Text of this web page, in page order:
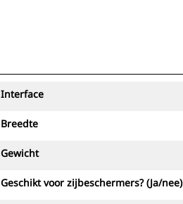
Interface
Breedte
Gewicht
Geschikt voor zijbeschermers? (Ja/nee)